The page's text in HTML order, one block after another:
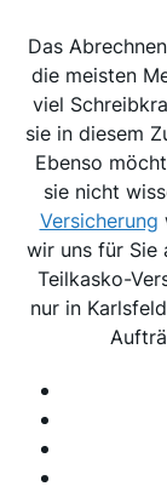
Das
die meisten
viel
sie in diesem
Ebenso
sie nicht
Versicherung
wir uns für Sie
Teilkasko-
nur in